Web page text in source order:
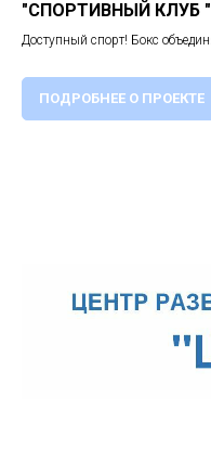
"СПОРТИВНЫЙ КЛУБ
Доступный спорт! Бокс
ПОДРОБНЕЕ О ПРОЕКТЕ